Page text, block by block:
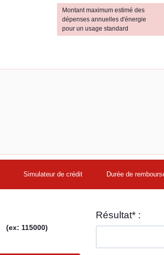
Montant maximum estimé des
dépenses annuelles d'énergie
pour un usage standard
Simulateur de crédit Durée de